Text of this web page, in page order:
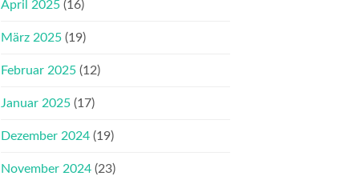
April 2025 (16)
März 2025 (19)
Februar 2025 (12)
Januar 2025 (17)
Dezember 2024 (19)
November 2024 (23)